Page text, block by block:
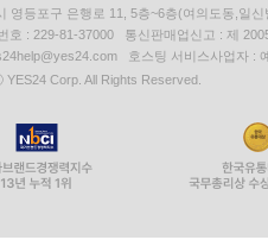
영등포구 은행로 11, 5층~6층(여의도동,일신
호 : 229-81-37000 통신판매업신고 : 제
호스팅 서비스사업자 :
Corp. All Rights Reserved.